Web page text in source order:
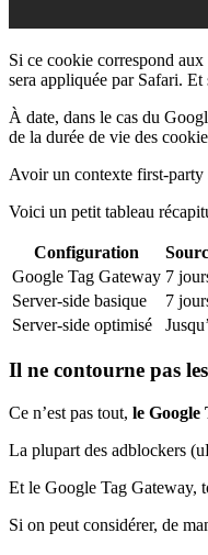
Si ce cookie correspond
sera appliquée par Safari. Et
À date, dans le cas du
de la durée de vie des
Avoir un contexte first-party
Voici un petit tableau
Configuration
Google Tag Gateway 7
Server-side basique
7
Server-side optimisé
Il ne contourne pas
Ce n’est pas tout, le Google
La plupart des adblockers
Et le Google Tag Gateway,
Si on peut considérer, de